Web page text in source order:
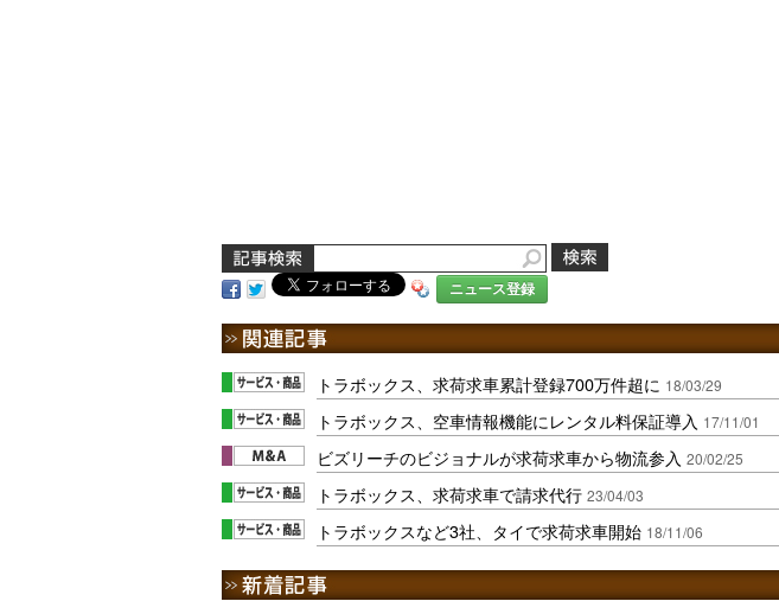
ニュース登録
トラボックス、求荷求車累計登録700万件超に 18/03/29
トラボックス、空車情報機能にレンタル料保証導入 17/11/01
ビズリーチのビジョナルが求荷求車から物流参入 20/02/25
トラボックス、求荷求車で請求代行 23/04/03
トラボックスなど3社、タイで求荷求車開始 18/11/06